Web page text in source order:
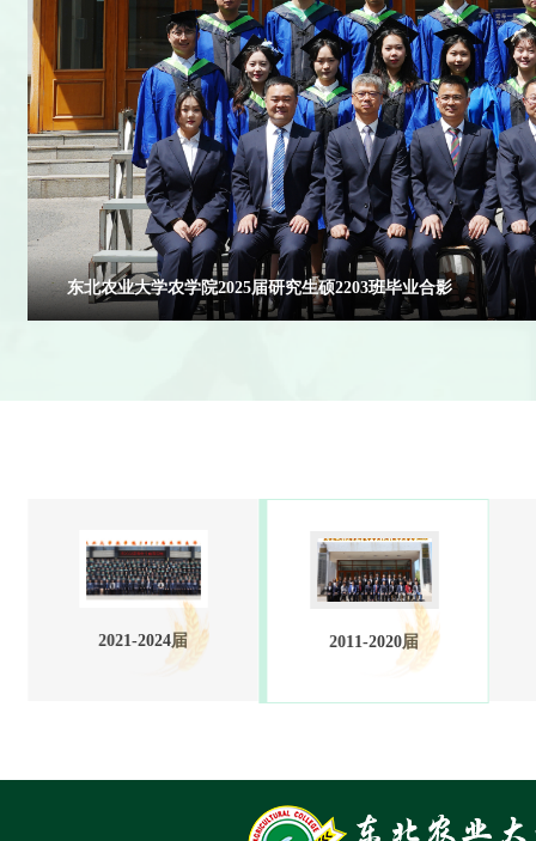
东北农业大学农学院2025届研究生硕2203班毕业合影
2021-2024届 2011-2020届